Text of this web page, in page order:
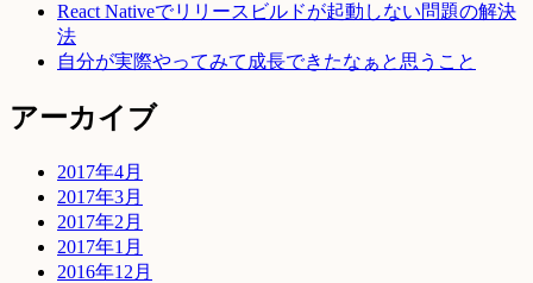
React Nativeでリリースビルドが起動しない問題の解決
法
自分が実際やってみて成長できたなぁと思うこと
アーカイブ
2017年4月
2017年3月
2017年2月
2017年1月
2016年12月